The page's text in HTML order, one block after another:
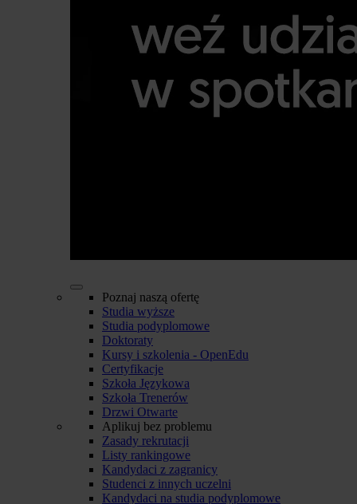
Poznaj naszą ofertę
Studia wyższe
Studia podyplomowe
Doktoraty
Kursy i szkolenia - OpenEdu
Certyfikacje
Szkoła Językowa
Szkoła Trenerów
Drzwi Otwarte
Aplikuj bez problemu
Zasady rekrutacji
Listy rankingowe
Kandydaci z zagranicy
Studenci z innych uczelni
Kandydaci na studia podyplomowe